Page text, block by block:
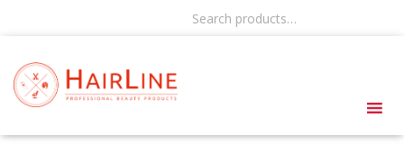
Search products…